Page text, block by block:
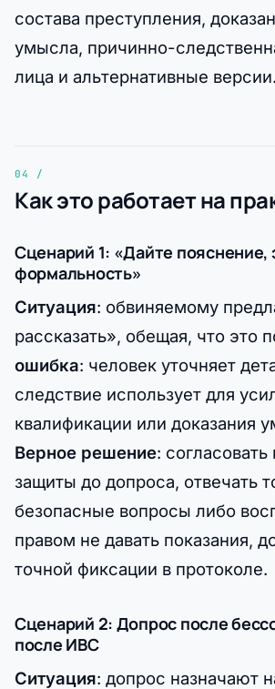
состава преступления,
умысла, причинно-
лица и альтернативные версии.
Как это работает на
Сценарий 1: «Дайте пояснение,
формальность»
Ситуация: обвиняемому
рассказать», обещая, что это
ошибка: человек уточняет
следствие использует для
квалификации или доказания
Верное решение:
защиты до допроса, отвечать
безопасные вопросы либо
правом не давать показания,
точной фиксации в протоколе.
Сценарий 2: Допрос после
после ИВС
Ситуация: допрос назначают